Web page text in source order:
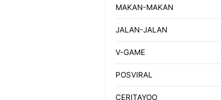
MAKAN-MAKAN
JALAN-JALAN
V-GAME
POSVIRAL
CERITAYOO